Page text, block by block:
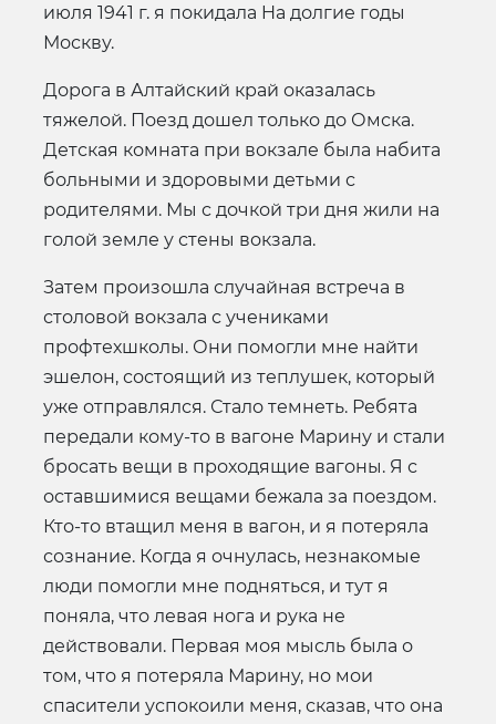
июля 1941 г. я покидала Ha долгие годы
Москву.
Дорога в Алтайский край оказалась
тяжелой. Поезд дошел только до Омска.
Детская комната при вокзале была набита
больными и здоровыми детьми с
родителями. Мы с дочкой три дня жили на
голой земле у стены вокзала.
Затем произошла случайная встреча в
столовой вокзала с учениками
профтехшколы. Они помогли мне найти
эшелон, состоящий из теплушек, который
уже отправлялся. Стало темнеть. Ребята
передали кому-то в вагоне Марину и стали
бросать вещи в проходящие вагоны. Я с
оставшимися вещами бежала за поездом.
Кто-то втащил меня в вагон, и я потеряла
сознание. Когда я очнулась, незнакомые
люди помогли мне подняться, и тут я
поняла, что левая нога и рука не
действовали. Первая моя мысль была о
том, что я потеряла Марину, но мои
спасители успокоили меня, сказав, что она